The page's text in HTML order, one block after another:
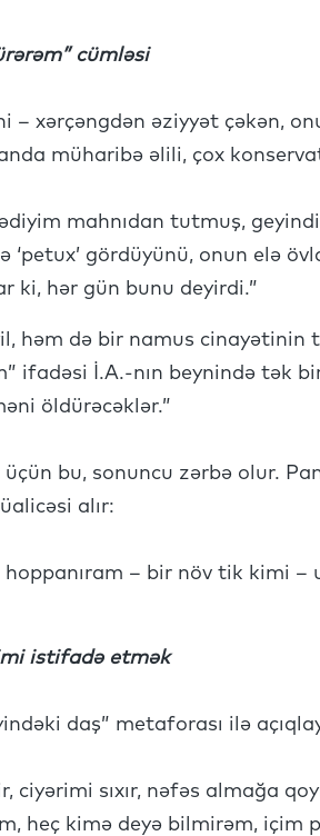
cümləsi
– xərçəngdən əziyyət çəkən,
müharibə əlili, çox
mahnıdan tutmuş,
gördüyünü, onun elə
ki, hər gün bunu deyirdi.”
həm də bir namus cinayətinin
ifadəsi İ.A.-nın beynində tək
öldürəcəklər.”
bu, sonuncu zərbə olur.
alır:
– bir növ tik kimi –
istifadə etmək
daş” metaforası ilə
ciyərimi sıxır, nəfəs almağa
heç kimə deyə bilmirəm, içim